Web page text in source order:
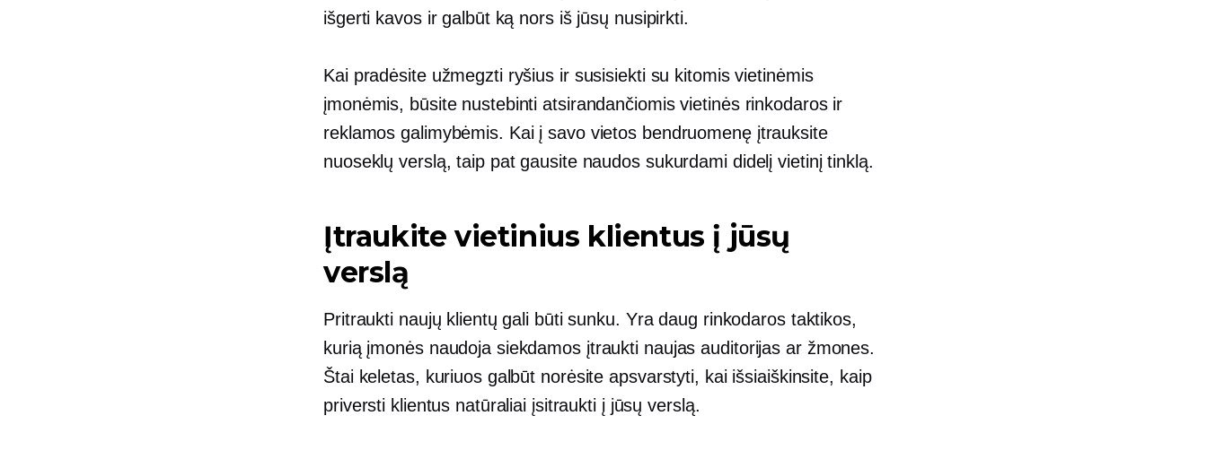
išgerti kavos ir galbūt ką nors iš jūsų nusipirkti.
Kai pradėsite užmegzti ryšius ir susisiekti su kitomis vietinėmis
įmonėmis, būsite nustebinti atsirandančiomis vietinės rinkodaros ir
reklamos galimybėmis. Kai į savo vietos bendruomenę įtrauksite
nuoseklų verslą, taip pat gausite naudos sukurdami didelį vietinį tinklą.
Įtraukite vietinius klientus į jūsų
verslą
Pritraukti naujų klientų gali būti sunku. Yra daug rinkodaros taktikos,
kurią įmonės naudoja siekdamos įtraukti naujas auditorijas ar žmones.
Štai keletas, kuriuos galbūt norėsite apsvarstyti, kai išsiaiškinsite, kaip
priversti klientus natūraliai įsitraukti į jūsų verslą.